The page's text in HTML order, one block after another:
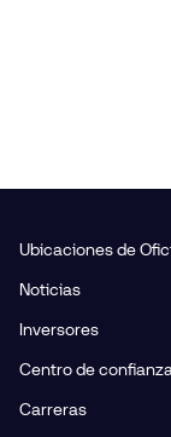
Ubicaciones de
Noticias
Inversores
Centro de
Carreras